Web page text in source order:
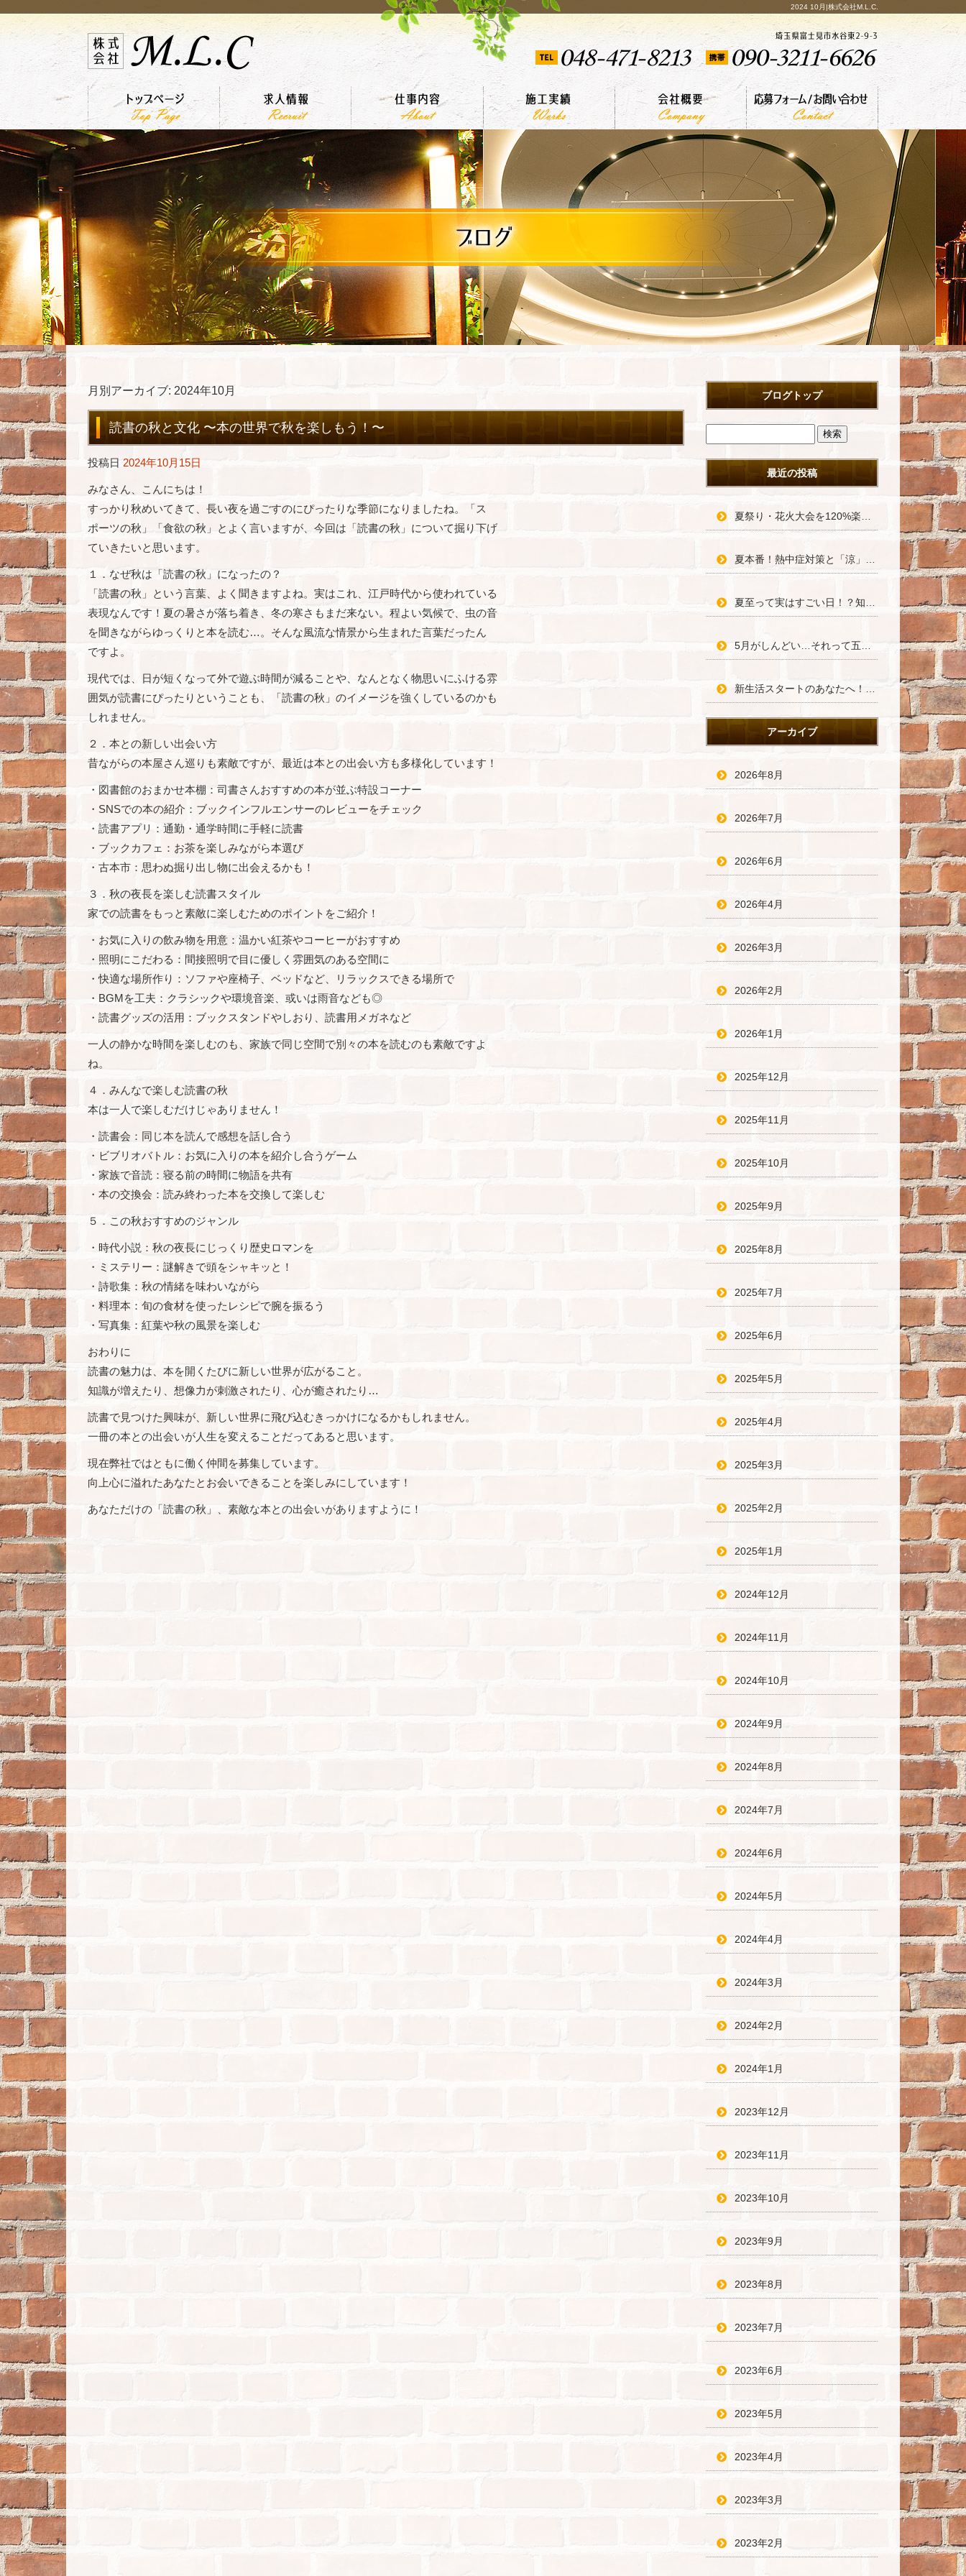
2024 10月|株式会社M.L.C.
月別アーカイブ: 2024年10月
読書の秋と文化 〜本の世界で秋を楽しもう！〜
投稿日 2024年10月15日
みなさん、こんにちは！
すっかり秋めいてきて、長い夜を過ごすのにぴったりな季節になりましたね。「ス
ポーツの秋」「食欲の秋」とよく言いますが、今回は「読書の秋」について掘り下げ
ていきたいと思います。
１．なぜ秋は「読書の秋」になったの？
「読書の秋」という言葉、よく聞きますよね。実はこれ、江戸時代から使われている
表現なんです！夏の暑さが落ち着き、冬の寒さもまだ来ない。程よい気候で、虫の音
を聞きながらゆっくりと本を読む…。そんな風流な情景から生まれた言葉だったん
ですよ。
現代では、日が短くなって外で遊ぶ時間が減ることや、なんとなく物思いにふける雰
囲気が読書にぴったりということも、「読書の秋」のイメージを強くしているのかも
しれません。
２．本との新しい出会い方
昔ながらの本屋さん巡りも素敵ですが、最近は本との出会い方も多様化しています！
・図書館のおまかせ本棚：司書さんおすすめの本が並ぶ特設コーナー
・SNSでの本の紹介：ブックインフルエンサーのレビューをチェック
・読書アプリ：通勤・通学時間に手軽に読書
・ブックカフェ：お茶を楽しみながら本選び
・古本市：思わぬ掘り出し物に出会えるかも！
３．秋の夜長を楽しむ読書スタイル
家での読書をもっと素敵に楽しむためのポイントをご紹介！
・お気に入りの飲み物を用意：温かい紅茶やコーヒーがおすすめ
・照明にこだわる：間接照明で目に優しく雰囲気のある空間に
・快適な場所作り：ソファや座椅子、ベッドなど、リラックスできる場所で
・BGMを工夫：クラシックや環境音楽、或いは雨音なども◎
・読書グッズの活用：ブックスタンドやしおり、読書用メガネなど
一人の静かな時間を楽しむのも、家族で同じ空間で別々の本を読むのも素敵ですよ
ね。
４．みんなで楽しむ読書の秋
本は一人で楽しむだけじゃありません！
・読書会：同じ本を読んで感想を話し合う
・ビブリオバトル：お気に入りの本を紹介し合うゲーム
・家族で音読：寝る前の時間に物語を共有
・本の交換会：読み終わった本を交換して楽しむ
５．この秋おすすめのジャンル
・時代小説：秋の夜長にじっくり歴史ロマンを
・ミステリー：謎解きで頭をシャキッと！
・詩歌集：秋の情緒を味わいながら
・料理本：旬の食材を使ったレシピで腕を振るう
・写真集：紅葉や秋の風景を楽しむ
おわりに
読書の魅力は、本を開くたびに新しい世界が広がること。
知識が増えたり、想像力が刺激されたり、心が癒されたり…
読書で見つけた興味が、新しい世界に飛び込むきっかけになるかもしれません。
一冊の本との出会いが人生を変えることだってあると思います。
現在弊社ではともに働く仲間を募集しています。
向上心に溢れたあなたとお会いできることを楽しみにしています！
あなただけの「読書の秋」、素敵な本との出会いがありますように！
ブログトップ
最近の投稿
アーカイブ
2026年8月
2026年7月
2026年6月
2026年4月
2026年3月
2026年2月
2026年1月
2025年12月
2025年11月
2025年10月
2025年9月
2025年8月
2025年7月
2025年6月
2025年5月
2025年4月
2025年3月
2025年2月
2025年1月
2024年12月
2024年11月
2024年10月
2024年9月
2024年8月
2024年7月
2024年6月
2024年5月
2024年4月
2024年3月
2024年2月
2024年1月
2023年12月
2023年11月
2023年10月
2023年9月
2023年8月
2023年7月
2023年6月
2023年5月
2023年4月
2023年3月
2023年2月